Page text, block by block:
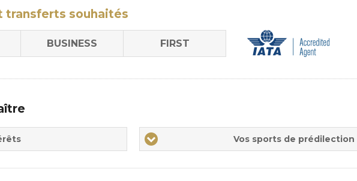
transferts souhaités
BUSINESS FIRST
Vos
sports
Vos sports de prédilection